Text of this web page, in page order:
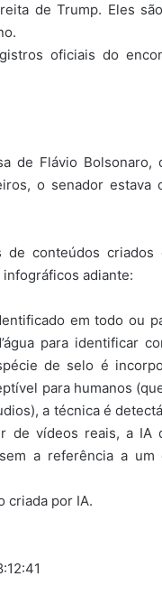
de Trump. Eles
oficiais do
de Flávio Bolsonaro,
o senador estava
de conteúdos
adiante:
em todo ou
para identificar
de selo é
para humanos
a técnica é
de vídeos reais, a IA
a referência a um
criada por IA.